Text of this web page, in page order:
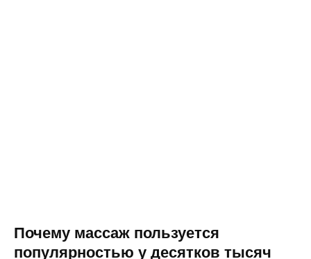
Почему массаж пользуется
популярностью у десятков тысяч